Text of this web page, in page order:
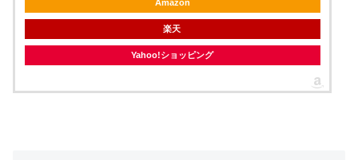
Amazon
楽天
Yahoo!ショッピング